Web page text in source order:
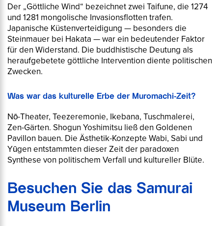
Der „Göttliche Wind“ bezeichnet zwei Taifune, die 1274
und 1281 mongolische Invasionsflotten trafen.
Japanische Küstenverteidigung — besonders die
Steinmauer bei Hakata — war ein bedeutender Faktor
für den Widerstand. Die buddhistische Deutung als
heraufgebetete göttliche Intervention diente politischen
Zwecken.
Was war das kulturelle Erbe der Muromachi-Zeit?
Nō-Theater, Teezeremonie, Ikebana, Tuschmalerei,
Zen-Gärten. Shogun Yoshimitsu ließ den Goldenen
Pavillon bauen. Die Ästhetik-Konzepte Wabi, Sabi und
Yūgen entstammten dieser Zeit der paradoxen
Synthese von politischem Verfall und kultureller Blüte.
Besuchen Sie das Samurai
Museum Berlin